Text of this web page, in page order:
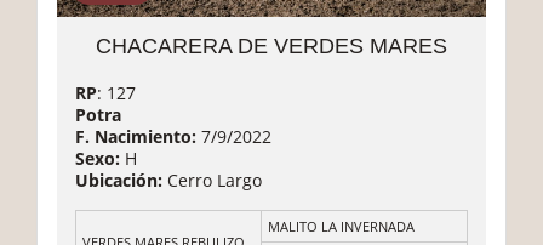
CHACARERA DE VERDES MARES
RP: 127
Potra
F. Nacimiento: 7/9/2022
Sexo: H
Ubicación: Cerro Largo
MALITO LA INVERNADA